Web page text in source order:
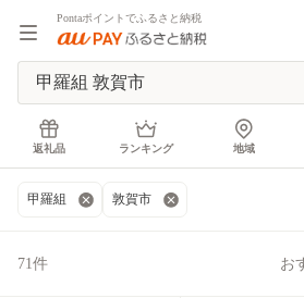
Pontaポイントでふるさと納税
返礼品 ランキング 地域
甲羅組 敦賀市
71件